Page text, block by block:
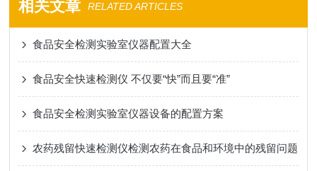
相关文章 RELATED ARTICLES
食品安全检测实验室仪器配置大全
食品安全快速检测仪 不仅要“快”而且要“准”
食品安全检测实验室仪器设备的配置方案
农药残留快速检测仪检测农药在食品和环境中的残留问题